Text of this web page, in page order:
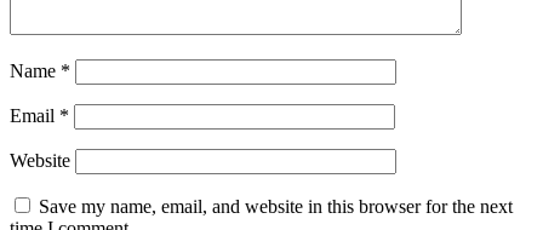
Name *
Email *
Website
Save my name, email, and website in this browser for the next